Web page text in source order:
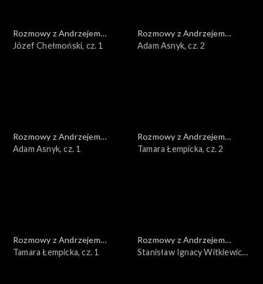
Rozmowy z Andrzejem
Doboszem
Józef Chełmoński, cz. 1
Rozmowy z Andrzejem
Doboszem
Adam Asnyk, cz. 2
Rozmowy z Andrzejem
Doboszem
Adam Asnyk, cz. 1
Rozmowy z Andrzejem
Doboszem
Tamara Łempicka, cz. 2
Rozmowy z Andrzejem
Doboszem
Tamara Łempicka, cz. 1
Rozmowy z Andrzejem
Doboszem
Stanisław Ignacy Witkiewicz,